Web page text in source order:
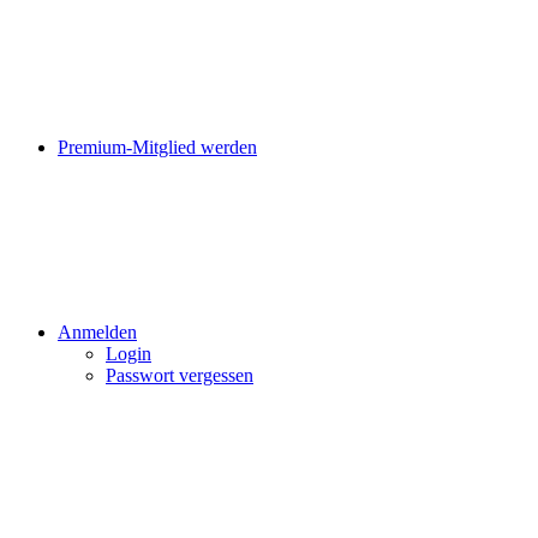
Premium-Mitglied werden
Anmelden
Login
Passwort vergessen